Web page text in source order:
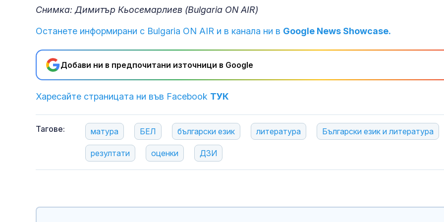
Снимка: Димитър Кьосемарлиев (Bulgaria ON AIR)
Останете информирани с Bulgaria ON AIR и в канала ни в Google News Showcase.
Добави ни в предпочитани източници в Google
Харесайте страницата ни във Facebook ТУК
Тагове: матура БЕЛ български език литература Български език и литература
резултати оценки ДЗИ